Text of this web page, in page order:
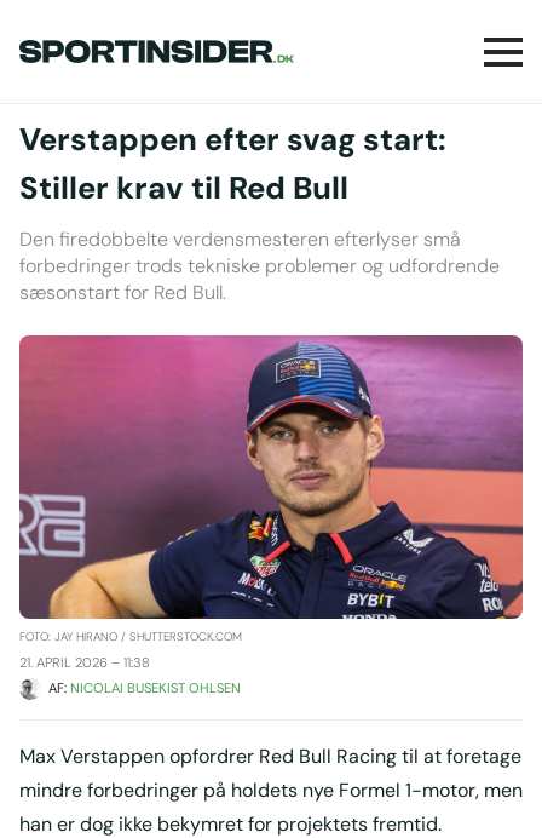
Verstappen efter svag start:
Stiller krav til Red Bull
Den firedobbelte verdensmesteren efterlyser små
forbedringer trods tekniske problemer og udfordrende
sæsonstart for Red Bull.
FOTO: JAY HIRANO / SHUTTERSTOCK.COM
21. APRIL 2026 – 11:38
AF: NICOLAI BUSEKIST OHLSEN
Max Verstappen opfordrer Red Bull Racing til at foretage
mindre forbedringer på holdets nye Formel 1-motor, men
han er dog ikke bekymret for projektets fremtid.